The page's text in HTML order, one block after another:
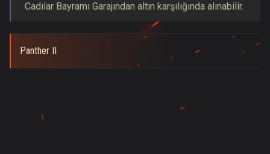
Cadılar Bayramı Garajından altın karşılığında alınabilir.
Panther II